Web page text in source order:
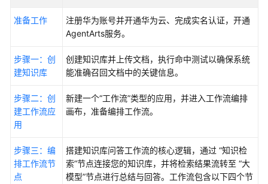
模
板
建
智
计
准备工作
注册华为账号并开通华为云、完成实名认证，开通
AgentArts服务。
步骤一：创
建知识库
创建知识库并上传文档，执行命中测试以确保系统
能准确召回文档中的关键信息。
步骤二：创
建工作流应
用
新建一个“工作流”类型的应用，并进入工作流编排
画布，准备编排工作流。
步骤三：编
排工作流节
点
搭建知识库问答工作流的核心逻辑，通过 “知识检
索”节点连接您的知识库，并将检索结果流转至 “大
模型”节点进行总结与回答。工作流包含以下四个节